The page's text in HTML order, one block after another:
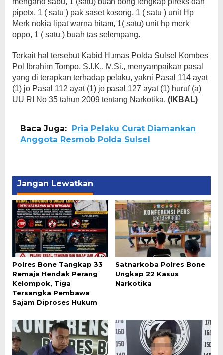
mengand sabu, 1 (satu) buah bong lengkap pireks dan
pipetx, 1 ( satu ) pak saset kosong, 1 ( satu ) unit Hp
Merk nokia lipat warna hitam, 1( satu) unit hp merk
oppo, 1 ( satu ) buah tas selempang.
Terkait hal tersebut Kabid Humas Polda Sulsel Kombes
Pol Ibrahim Tompo, S.I.K., M.Si., menyampaikan pasal
yang di terapkan terhadap pelaku, yakni Pasal 114 ayat
(1) jo Pasal 112 ayat (1) jo pasal 127 ayat (1) huruf (a)
UU RI No 35 tahun 2009 tentang Narkotika. (IKBAL)
Baca Juga:
Pria Pelaku Curat Diamankan
Anggota Resmob Polda Sulsel
Jangan Lewatkan
Polres Bone Tangkap 33
Remaja Hendak Perang
Kelompok, Tiga
Tersangka Pembawa
Sajam Diproses Hukum
Satnarkoba Polres Bone
Ungkap 22 Kasus
Narkotika